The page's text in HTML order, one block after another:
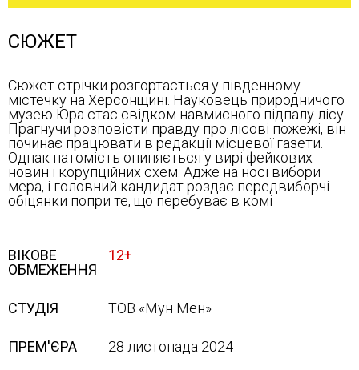
СЮЖЕТ
Сюжет стрічки розгортається у південному
містечку на Херсонщині. Науковець природничого
музею Юра стає свідком навмисного підпалу лісу.
Прагнучи розповісти правду про лісові пожежі, він
починає працювати в редакції місцевої газети.
Однак натомість опиняється у вирі фейкових
новин і корупційних схем. Адже на носі вибори
мера, і головний кандидат роздає передвиборчі
обіцянки попри те, що перебуває в комі
ВІКОВЕ
ОБМЕЖЕННЯ
12+
СТУДІЯ ТОВ «Мун Мен»
ПРЕМ'ЄРА 28 листопада 2024